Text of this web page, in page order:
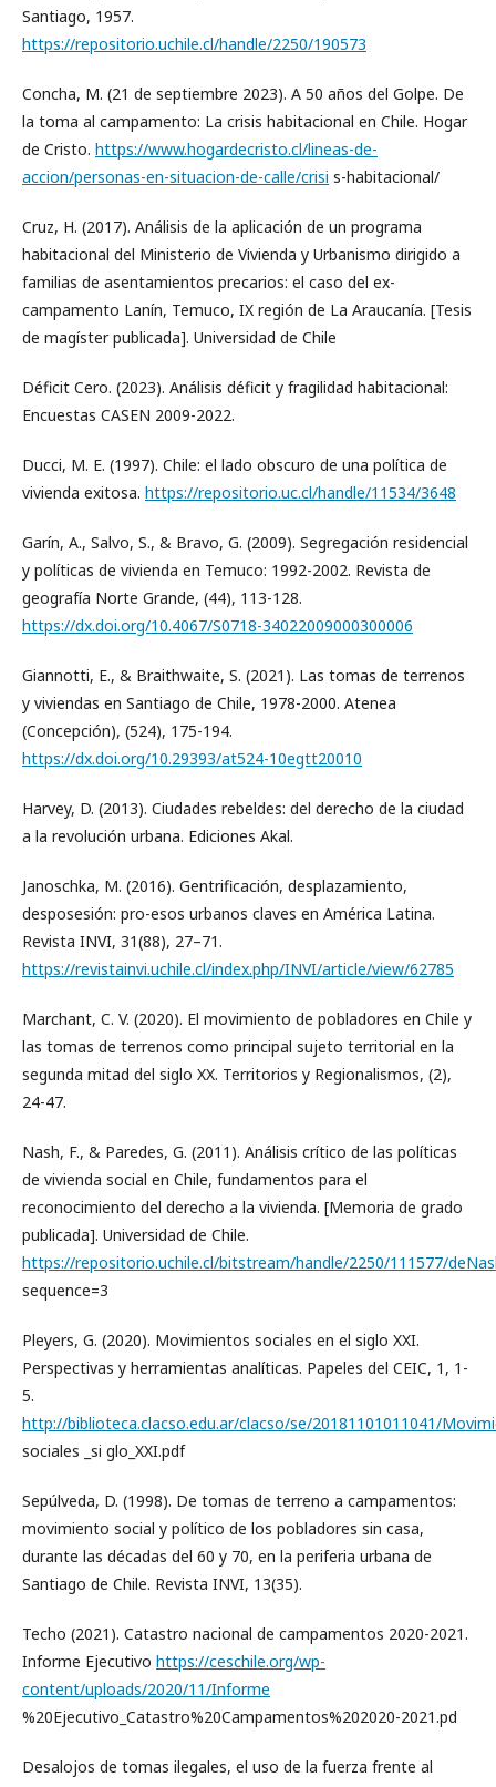
Santiago, 1957.
https://repositorio.uchile.cl/handle/2250/190573
Concha, M. (21 de septiembre 2023). A 50 años del Golpe. De
la toma al campamento: La crisis habitacional en Chile. Hogar
de Cristo. https://www.hogardecristo.cl/lineas-de-
accion/personas-en-situacion-de-calle/crisi s-habitacional/
Cruz, H. (2017). Análisis de la aplicación de un programa
habitacional del Ministerio de Vivienda y Urbanismo dirigido a
familias de asentamientos precarios: el caso del ex-
campamento Lanín, Temuco, IX región de La Araucanía. [Tesis
de magíster publicada]. Universidad de Chile
Déficit Cero. (2023). Análisis déficit y fragilidad habitacional:
Encuestas CASEN 2009-2022.
Ducci, M. E. (1997). Chile: el lado obscuro de una política de
vivienda exitosa. https://repositorio.uc.cl/handle/11534/3648
Garín, A., Salvo, S., & Bravo, G. (2009). Segregación residencial
y políticas de vivienda en Temuco: 1992-2002. Revista de
geografía Norte Grande, (44), 113-128.
https://dx.doi.org/10.4067/S0718-34022009000300006
Giannotti, E., & Braithwaite, S. (2021). Las tomas de terrenos
y viviendas en Santiago de Chile, 1978-2000. Atenea
(Concepción), (524), 175-194.
https://dx.doi.org/10.29393/at524-10egtt20010
Harvey, D. (2013). Ciudades rebeldes: del derecho de la ciudad
a la revolución urbana. Ediciones Akal.
Janoschka, M. (2016). Gentrificación, desplazamiento,
desposesión: pro-esos urbanos claves en América Latina.
Revista INVI, 31(88), 27–71.
https://revistainvi.uchile.cl/index.php/INVI/article/view/62785
Marchant, C. V. (2020). El movimiento de pobladores en Chile y
las tomas de terrenos como principal sujeto territorial en la
segunda mitad del siglo XX. Territorios y Regionalismos, (2),
24-47.
Nash, F., & Paredes, G. (2011). Análisis crítico de las políticas
de vivienda social en Chile, fundamentos para el
reconocimiento del derecho a la vivienda. [Memoria de grado
publicada]. Universidad de Chile.
https://repositorio.uchile.cl/bitstream/handle/2250/111577/
sequence=3
Pleyers, G. (2020). Movimientos sociales en el siglo XXI.
Perspectivas y herramientas analíticas. Papeles del CEIC, 1, 1-
5.
http://biblioteca.clacso.edu.ar/clacso/se/20181101011041/
sociales _si glo_XXI.pdf
Sepúlveda, D. (1998). De tomas de terreno a campamentos:
movimiento social y político de los pobladores sin casa,
durante las décadas del 60 y 70, en la periferia urbana de
Santiago de Chile. Revista INVI, 13(35).
Techo (2021). Catastro nacional de campamentos 2020-2021.
Informe Ejecutivo https://ceschile.org/wp-
content/uploads/2020/11/Informe
%20Ejecutivo_Catastro%20Campamentos%202020-2021.pd
Desalojos de tomas ilegales, el uso de la fuerza frente al